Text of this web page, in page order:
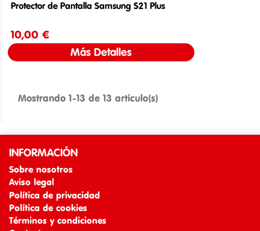
Protector de Pantalla Samsung S21 Plus
10,00 €
Más Detalles
Mostrando 1-13 de 13 artículo(s)
INFORMACIÓN
Sobre nosotros
Aviso legal
Política de privacidad
Política de cookies
Términos y condiciones